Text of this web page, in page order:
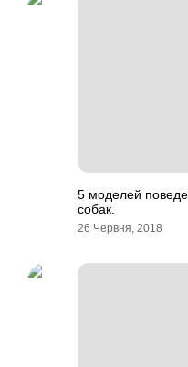
5 моделей
собак.
26 Червня, 2018